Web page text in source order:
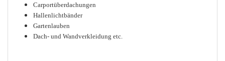
Carportüberdachungen
Hallenlichtbänder
Gartenlauben
Dach- und Wandverkleidung etc.